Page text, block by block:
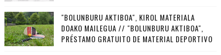
"BOLUNBURU AKTIBOA", KIROL MATERIALA
DOAKO MAILEGUA // "BOLUNBURU AKTIBOA",
PRÉSTAMO GRATUITO DE MATERIAL DEPORTIVO